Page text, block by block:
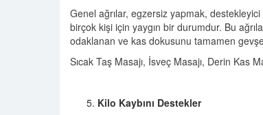
Genel ağrılar, egzersiz yapmak,
birçok kişi için yaygın bir durumdur. Bu
odaklanan ve kas dokusunu tamamen
Sıcak Taş Masajı, İsveç Masajı, Derin Kas
Kilo Kaybını Destekler